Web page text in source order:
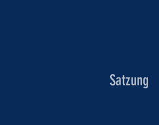
Satzung